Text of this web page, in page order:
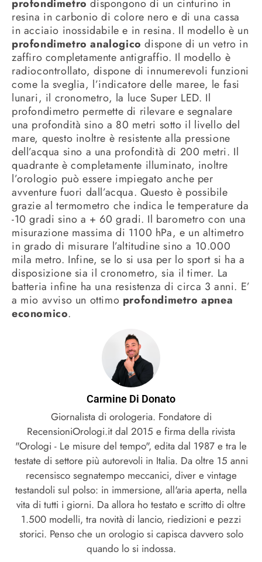
profondimetro dispongono di un cinturino in
resina in carbonio di colore nero e di una cassa
in acciaio inossidabile e in resina. Il modello è un
profondimetro analogico dispone di un vetro in
zaffiro completamente antigraffio. Il modello è
radiocontrollato, dispone di innumerevoli funzioni
come la sveglia, l’indicatore delle maree, le fasi
lunari, il cronometro, la luce Super LED. Il
profondimetro permette di rilevare e segnalare
una profondità sino a 80 metri sotto il livello del
mare, questo inoltre è resistente alla pressione
dell’acqua sino a una profondità di 200 metri. Il
quadrante è completamente illuminato, inoltre
l’orologio può essere impiegato anche per
avventure fuori dall’acqua. Questo è possibile
grazie al termometro che indica le temperature da
-10 gradi sino a + 60 gradi. Il barometro con una
misurazione massima di 1100 hPa, e un altimetro
in grado di misurare l’altitudine sino a 10.000
mila metro. Infine, se lo si usa per lo sport si ha a
disposizione sia il cronometro, sia il timer. La
batteria infine ha una resistenza di circa 3 anni. E’
a mio avviso un ottimo profondimetro apnea
economico.
Carmine Di Donato
Giornalista di orologeria. Fondatore di
RecensioniOrologi.it dal 2015 e firma della rivista
"Orologi - Le misure del tempo", edita dal 1987 e tra le
testate di settore più autorevoli in Italia. Da oltre 15 anni
recensisco segnatempo meccanici, diver e vintage
testandoli sul polso: in immersione, all'aria aperta, nella
vita di tutti i giorni. Da allora ho testato e scritto di oltre
1.500 modelli, tra novità di lancio, riedizioni e pezzi
storici. Penso che un orologio si capisca davvero solo
quando lo si indossa.